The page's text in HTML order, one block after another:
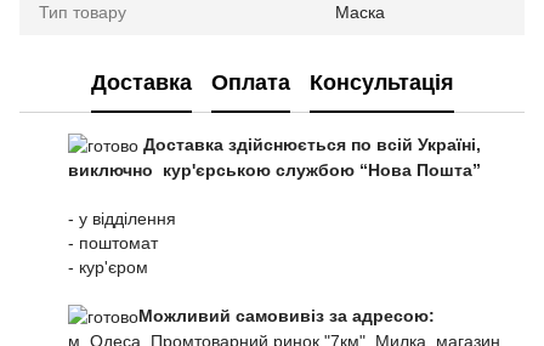
Тип товару Маска
Доставка Оплата Консультація
Доставка здійснюється по всій Україні,
виключно кур'єрською службою “Нова Пошта”
- у відділення
- поштомат
- кур'єром
Можливий самовивіз за адресою:
м. Одеса, Промтоварний ринок "7км", Милка, магазин